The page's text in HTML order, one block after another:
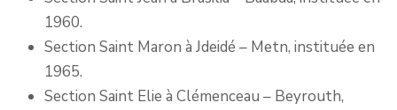
1960.
Section Saint Maron à Jdeidé – Metn, instituée en
1965.
Section Saint Elie à Clémenceau – Beyrouth,